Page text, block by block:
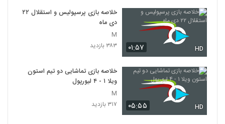
۰۱:۵۷ HD
خلاصه بازی پرسپولیس و استقلال ۲۲
دی ماه
M
۳۸۳ بازدید
۰۵:۵۵ HD
خلاصه بازی تماشایی دو تیم استون
ویلا ۱ - ۴ لیورپول
M
۳۱۷ بازدید